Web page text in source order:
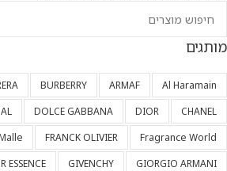
מותגים
Al Haramain
ARMAF
BURBERRY
CHANEL
DIOR
DOLCE GABBANA
Fragrance World
FRANCK OLIVIER
GIORGIO ARMANI
GIVENCHY
ESSENCE